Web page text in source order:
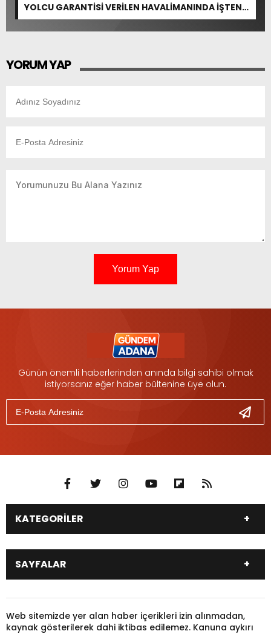
YOLCU GARANTİSİ VERİLEN HAVALİMANINDA İŞTEN
ÇIKARMA VAR
YORUM YAP
Yorum Yap
Günün önemli haberlerinden anında bilgi sahibi olmak
istiyorsanız eğer haber bültenine üye olun.
KATEGORİLER
DÜNYA
SİYASET
EKONOMİ
SAĞLIK
SPOR
TARIM
YEREL YÖNETİM
GÜNDEM
HAYVANLAR
SAYFALAR
Pariteler
Canlı Sonuçlar
Puan Durumu
Fikstür
Web sitemizde yer alan haber içerikleri izin alınmadan,
kaynak gösterilerek dahi iktibas edilemez. Kanuna aykırı